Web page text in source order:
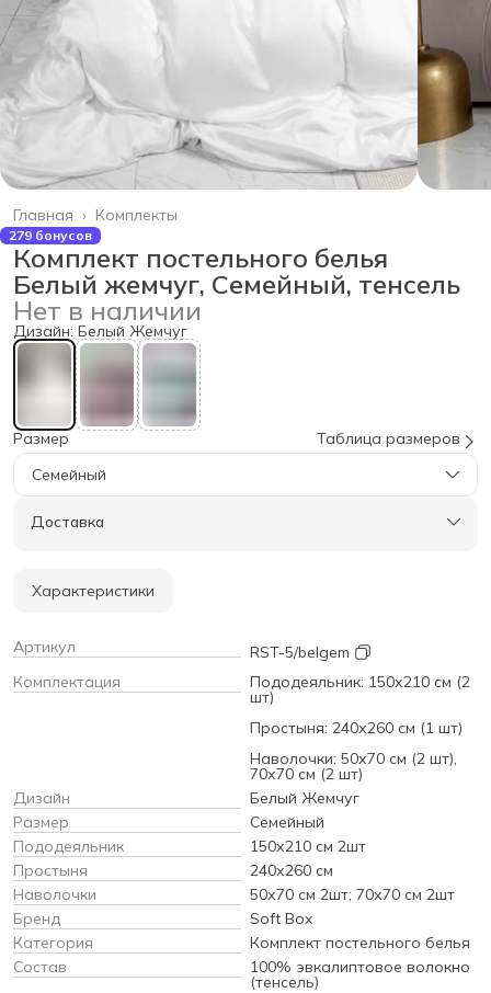
Комплекты
Главная ›
279 бонусов
Комплект постельного белья
Белый жемчуг, Семейный, тенсель
Нет в наличии
Дизайн: Белый Жемчуг
Размер
Таблица размеров
Семейный
Доставка
Характеристики
Артикул
RST-5/belgem
Комплектация
Пододеяльник: 150х210 см (2
шт)
Простыня: 240х260 см (1 шт)
Наволочки: 50х70 см (2 шт),
70х70 см (2 шт)
Дизайн
Белый Жемчуг
Размер
Семейный
Пододеяльник
150х210 см 2шт
Простыня
240х260 см
Наволочки
50х70 см 2шт; 70х70 см 2шт
Бренд
Soft Box
Категория
Комплект постельного белья
Состав
100% эвкалиптовое волокно
(тенсель)